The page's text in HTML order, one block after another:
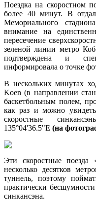
Поездка на скоростном
более 40 минут. В
Мемориального
внимание на
пересечение
зеленой линии метро
подтверждена и
информировала о точке
В нескольких минутах
Koen (в направлении
баскетбольным полем,
как раз и можно
скоростные
135°04'36.5"E (на
Эти скоростные поезда
несколько десятков
туннель, поэтому
практически
синкансэна.